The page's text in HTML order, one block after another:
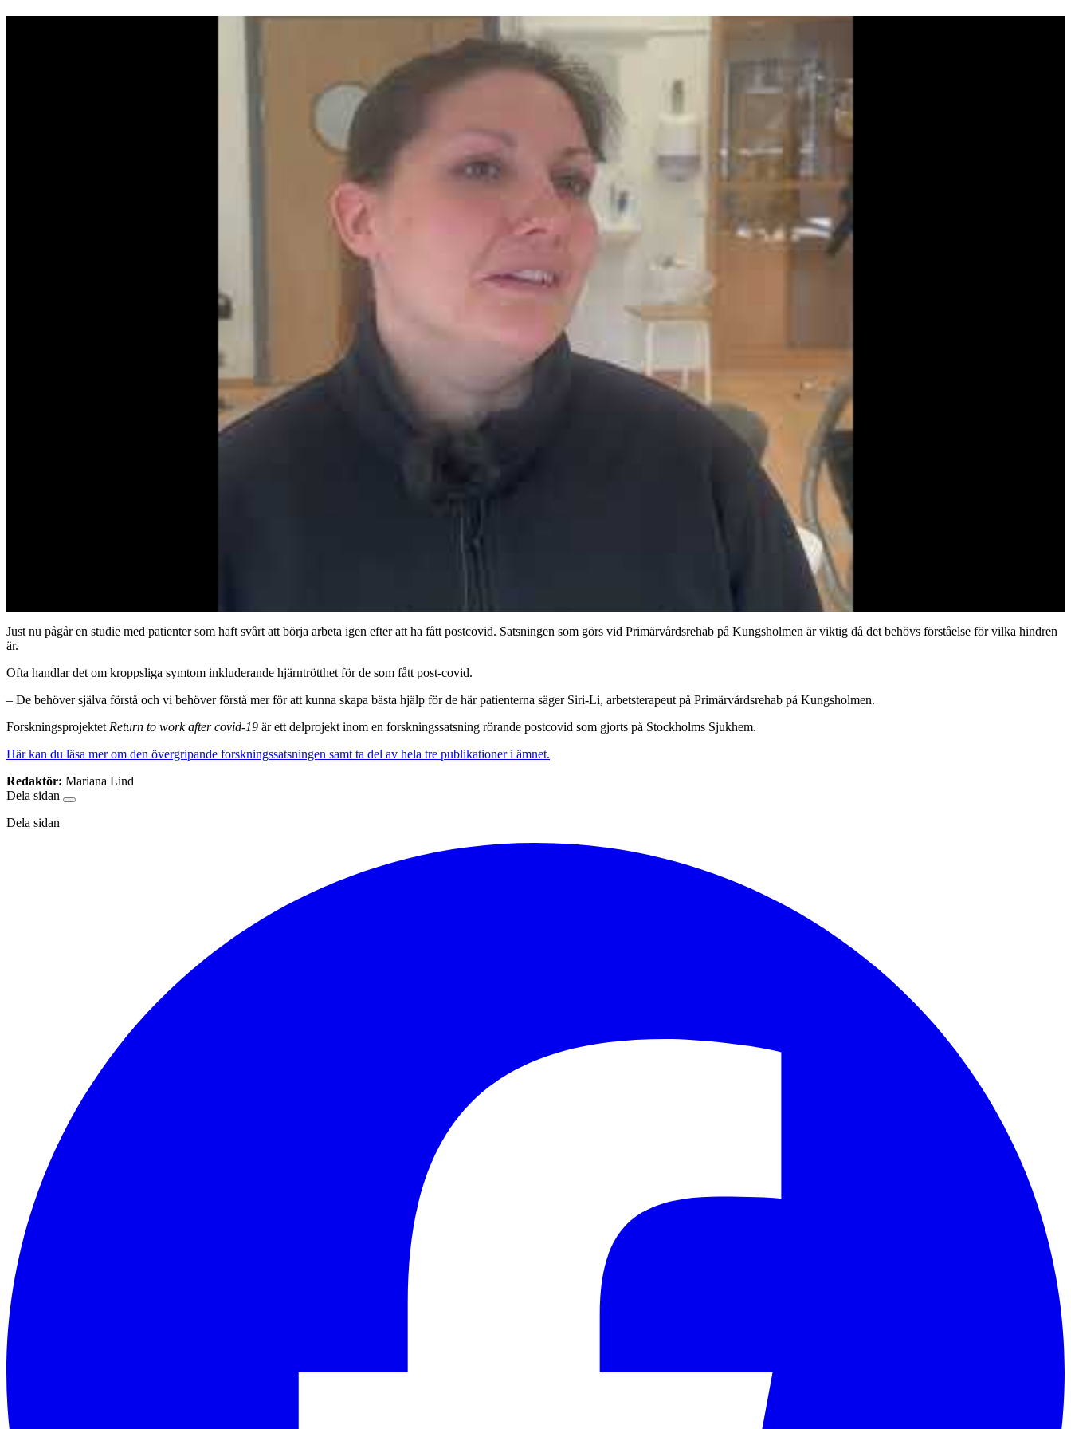
Just nu pågår en studie med patienter som haft svårt att börja arbeta igen efter att ha fått postcovid. Satsningen som görs vid Primärvårdsrehab på Kungsholmen är viktig då det behövs förståelse för vilka hindren
är.
Ofta handlar det om kroppsliga symtom inkluderande hjärntrötthet för de som fått post-covid.
– De behöver själva förstå och vi behöver förstå mer för att kunna skapa bästa hjälp för de här patienterna säger Siri-Li, arbetsterapeut på Primärvårdsrehab på Kungsholmen.
Forskningsprojektet Return to work after covid-19 är ett delprojekt inom en forskningssatsning rörande postcovid som gjorts på Stockholms Sjukhem.
Här kan du läsa mer om den övergripande forskningssatsningen samt ta del av hela tre publikationer i ämnet.
Redaktör: Mariana Lind
Dela sidan
Dela sidan